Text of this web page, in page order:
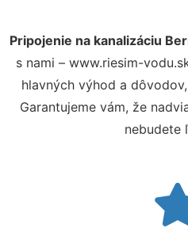
Pripojenie na kanalizáciu
s nami – www.riesim-
hlavných výhod a
Garantujeme vám, že
nebudete